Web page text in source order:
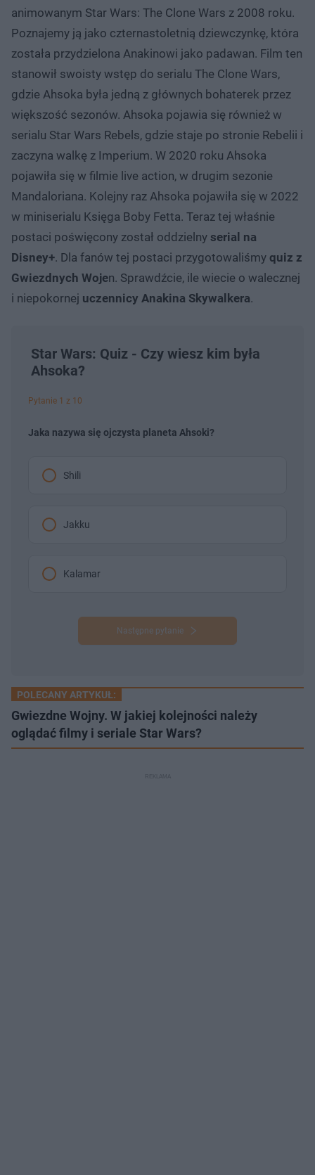
animowanym Star Wars: The Clone Wars z 2008 roku.
Poznajemy ją jako czternastoletnią dziewczynkę, która
została przydzielona Anakinowi jako padawan. Film ten
stanowił swoisty wstęp do serialu The Clone Wars,
gdzie Ahsoka była jedną z głównych bohaterek przez
większość sezonów. Ahsoka pojawia się również w
serialu Star Wars Rebels, gdzie staje po stronie Rebelii i
zaczyna walkę z Imperium. W 2020 roku Ahsoka
pojawiła się w filmie live action, w drugim sezonie
Mandaloriana. Kolejny raz Ahsoka pojawiła się w 2022
w miniserialu Księga Boby Fetta. Teraz tej właśnie
postaci poświęcony został oddzielny serial na
Disney+. Dla fanów tej postaci przygotowaliśmy quiz z
Gwiezdnych Wojen. Sprawdźcie, ile wiecie o walecznej
i niepokornej uczennicy Anakina Skywalkera.
Star Wars: Quiz - Czy wiesz kim była
Ahsoka?
Pytanie 1 z 10
Jaka nazywa się ojczysta planeta Ahsoki?
Shili
Jakku
Kalamar
Następne pytanie
POLECANY ARTYKUŁ:
Gwiezdne Wojny. W jakiej kolejności należy
oglądać filmy i seriale Star Wars?